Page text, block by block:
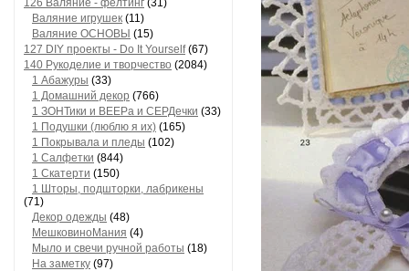
126 Валяние - фелтинг (31)
Валяние игрушек (11)
Валяние ОСНОВЫ (15)
127 DIY проекты - Do It Yourself(67)
140 Рукоделие и творчество (2084)
1 Абажуры (33)
1 Домашний декор (766)
1 ЗОНТики и ВЕЕРа и СЕРДечки (33)
1 Подушки (люблю я их) (165)
1 Покрывала и пледы (102)
1 Салфетки (844)
1 Скатерти (150)
1 Шторы, подшторки, лабрикены
(71)
Декор одежды (48)
МешковиноМания (4)
Мыло и свечи ручной работы (18)
На заметку (97)